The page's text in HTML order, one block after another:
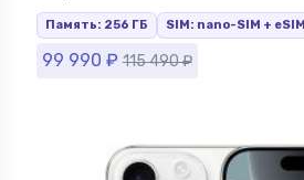
Память: 256 ГБ SIM: nano-SIM + eSIM
99 990 ₽ 115 490₽